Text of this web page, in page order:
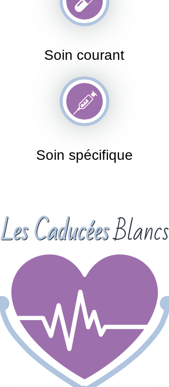
Soin courant
Soin spécifique
Les CaducéesBlancs